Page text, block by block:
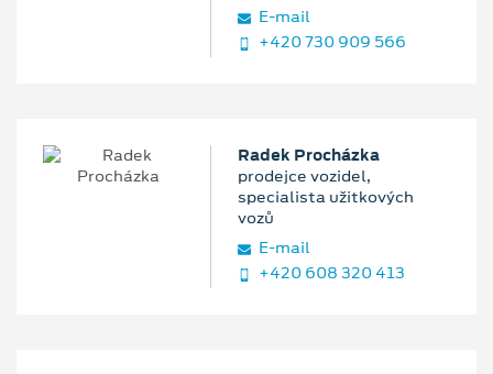
E‑mail
+420 730 909 566
Radek Procházka
prodejce vozidel,
specialista užitkových
vozů
E‑mail
+420 608 320 413